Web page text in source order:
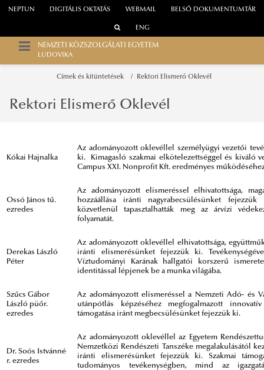
WEBMAIL
NEPTUN DIGITÁLIS OKTATÁS BELSŐ DOKUMENTUMTÁR
ENG
NEMZETI KÖZSZOLGÁLATI EGYETEM
LUDOVIKA
Címek és kitüntetések Rektori Elismerő Oklevél
Rektori Elismerő Oklevél
Kókai Hajnalka
Az adományozott oklevéllel személyügyi vezetői
ki. Kimagasló szakmai elkötelezettséggel és kiváló
Campus XXI. Nonprofit Kft. eredményes
Ossó János tű.
ezredes
Az adományozott elismeréssel elhivatottsága,
hozzáállása iránti nagyrabecsülésünket
közvetlenül tapasztalhatták meg az árvízi
folyamatát.
Derekas László
Péter
Az adományozott oklevéllel elhivatottsága,
iránti elismerésünket fejezzük ki.
Víztudományi Karának hallgatói korszerű
identitással lépjenek be a munka világába.
Szűcs Gábor
László püőr.
ezredes
Az adományozott elismeréssel a Nemzeti Adó- és
utánpótlás képzéséhez megfogalmazott
támogatása iránt megbecsülésünket fejezzük ki.
Dr. Soós Istvánné
r. ezredes
Az adományozott oklevéllel az Egyetem
Nemzetközi Rendészeti Tanszéke megalakulásától
iránti elismerésünket fejezzük ki. Szakmai
tudományos tevékenységben, mind az